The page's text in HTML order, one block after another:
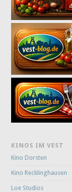
KINOS IM VEST
Kino Dorsten
Kino Recklinghausen
Loe Studios